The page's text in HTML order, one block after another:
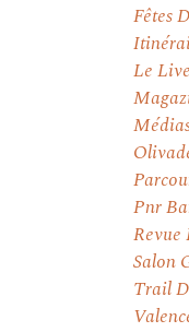
Fêtes
Le
Pnr
Revue
Salon
Trail